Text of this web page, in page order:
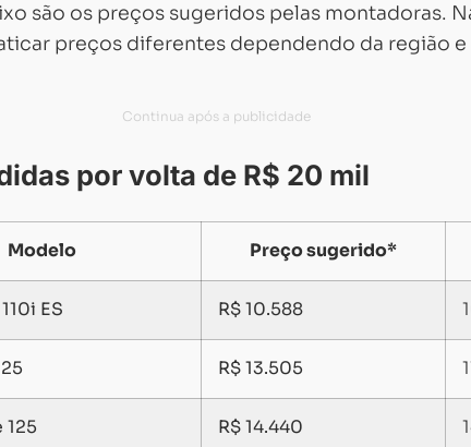
são os preços sugeridos pelas montadoras.
preços diferentes dependendo da região
por volta de R$ 20 mil
Modelo Preço sugerido*
ES R$ 10.588
R$ 13.505
125 R$ 14.440